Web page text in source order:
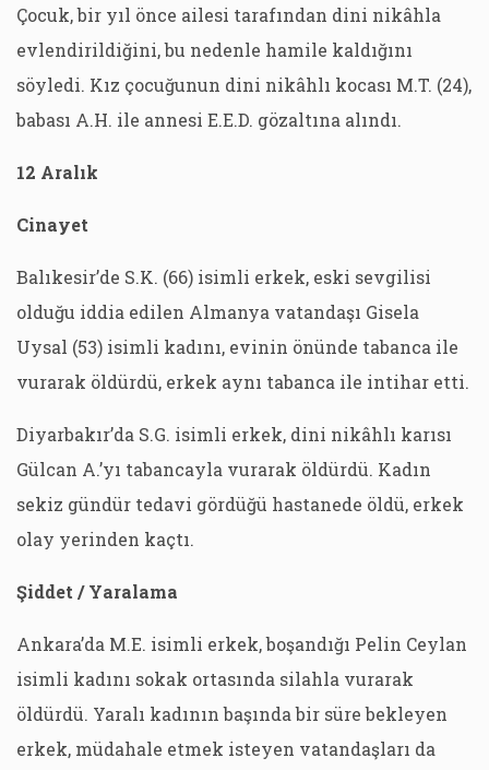
Çocuk, bir yıl önce ailesi tarafından dini nikâhla
evlendirildiğini, bu nedenle hamile kaldığını
söyledi. Kız çocuğunun dini nikâhlı kocası M.T. (24),
babası A.H. ile annesi E.E.D. gözaltına alındı.
12 Aralık
Cinayet
Balıkesir’de S.K. (66) isimli erkek, eski sevgilisi
olduğu iddia edilen Almanya vatandaşı Gisela
Uysal (53) isimli kadını, evinin önünde tabanca ile
vurarak öldürdü, erkek aynı tabanca ile intihar etti.
Diyarbakır’da S.G. isimli erkek, dini nikâhlı karısı
Gülcan A.’yı tabancayla vurarak öldürdü. Kadın
sekiz gündür tedavi gördüğü hastanede öldü, erkek
olay yerinden kaçtı.
Şiddet / Yaralama
Ankara’da M.E. isimli erkek, boşandığı Pelin Ceylan
isimli kadını sokak ortasında silahla vurarak
öldürdü. Yaralı kadının başında bir süre bekleyen
erkek, müdahale etmek isteyen vatandaşları da